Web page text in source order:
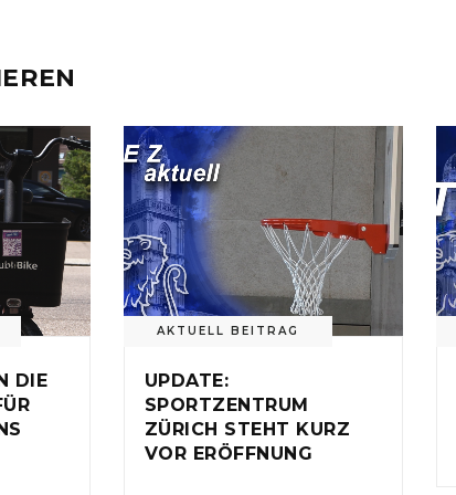
DIE
AKTUELL BEITRAG
UPDATE:
SPORTZENTRUM
ZÜRICH STEHT KURZ
VOR ERÖFFNUNG